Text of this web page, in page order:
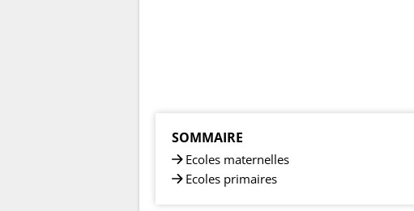
SOMMAIRE
Ecoles maternelles
Ecoles primaires